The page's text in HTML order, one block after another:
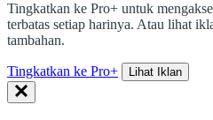
Tingkatkan ke Pro+ untuk
terbatas setiap harinya. Atau lihat
tambahan.
Tingkatkan ke Pro+ Lihat Iklan